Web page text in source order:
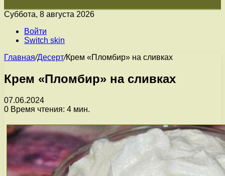
Суббота, 8 августа 2026
Войти
Switch skin
Главная/Десерт/Крем «Пломбир» на сливках
Крем «Пломбир» на сливках
07.06.2024
0 Время чтения: 4 мин.